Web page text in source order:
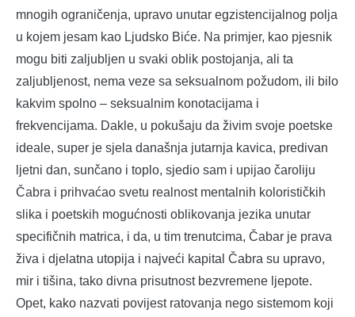
mnogih ograničenja, upravo unutar egzistencijalnog polja
u kojem jesam kao Ljudsko Biće. Na primjer, kao pjesnik
mogu biti zaljubljen u svaki oblik postojanja, ali ta
zaljubljenost, nema veze sa seksualnom požudom, ili bilo
kakvim spolno – seksualnim konotacijama i
frekvencijama. Dakle, u pokušaju da živim svoje poetske
ideale, super je sjela današnja jutarnja kavica, predivan
ljetni dan, sunčano i toplo, sjedio sam i upijao čaroliju
Čabra i prihvaćao svetu realnost mentalnih kolorističkih
slika i poetskih mogućnosti oblikovanja jezika unutar
specifičnih matrica, i da, u tim trenutcima, Čabar je prava
živa i djelatna utopija i najveći kapital Čabra su upravo,
mir i tišina, tako divna prisutnost bezvremene ljepote.
Opet, kako nazvati povijest ratovanja nego sistemom koji